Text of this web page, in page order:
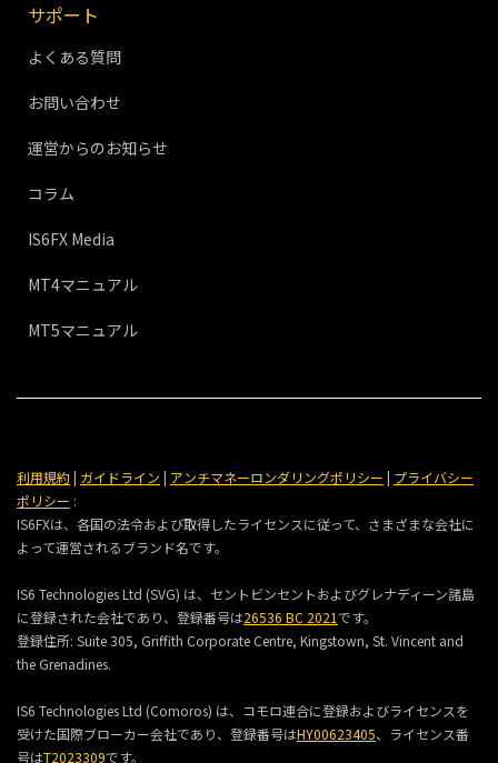
サポート
よくある質問
お問い合わせ
運営からのお知らせ
コラム
IS6FX Media
MT4マニュアル
MT5マニュアル
利用規約| ガイドライン | アンチマネーロンダリングポリシー | プライバシー
ポリシー :
IS6FXは、各国の法令および取得したライセンスに従って、さまざまな会社に
よって運営されるブランド名です。
IS6 Technologies Ltd (SVG) は、セントビンセントおよびグレナディーン諸島
に登録された会社であり、登録番号は26536 BC 2021です。
登録住所: Suite 305, Griffith Corporate Centre, Kingstown, St. Vincent and
the Grenadines.
IS6 Technologies Ltd (Comoros) は、コモロ連合に登録およびライセンスを
受けた国際ブローカー会社であり、登録番号はHY00623405、ライセンス番
号はT2023309です。